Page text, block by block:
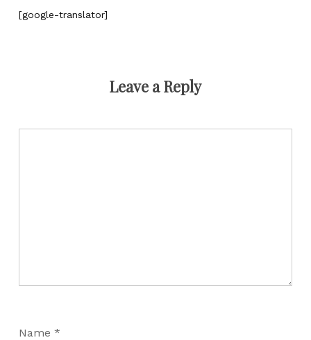
[google-translator]
Leave a Reply
Name *